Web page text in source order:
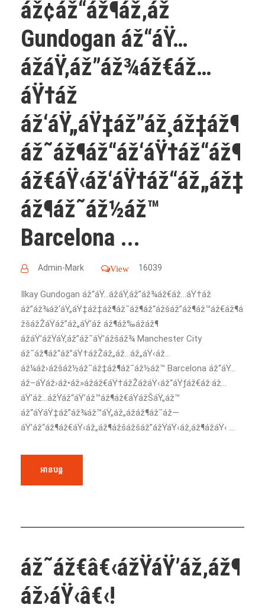
áž¢áž“áž¶áž‚áž
Gundogan áž“áŸ…
ážáŸ‚áž”áž¾áž€áž…
áŸ†áž
áž‘áŸ„áŸ‡áž”áž¸áž‡áž¶
áž˜áž¶áž“áž‘áŸ†áž“áž¶
áž€áŸ‹áž‘áŸ†áž“áž„áž‡
áž¶áž˜áž½áž™
Barcelona ...
Admin-Mark View 16039
Ilkay Gundogan áž“áŸ…ážáŸ‚áž”áž¾áž€áž…áŸ†áž
áž”áž¾áž‘áŸ„áŸ‡áž‡áž¶áž˜áž¶áž“ážšáž”áž¶áž™áž€áž¶á
žšážŽáŸáž”áž„áŸ’áž áž¶áž‰ážáž¶
ážáŸ’ážŸáŸ‚áž”áž˜áŸ’ážšáž¾ Manchester City
áž˜áž¶áž“áž”áŸ†ážŽáž„áž…áž„áŸ‹áž…
áž¼áž›ážšáž½áž˜áž‡áž¶áž˜áž½áž™ Barcelona áž“áŸ…
áž–áŸáž›áž•áž»ážáž€áŸ†ážŽážáŸ‹áž“áŸƒáž€áž·áž…
áŸ’áž…ážŸáž“áŸ’áž™áž¶áž€áŸážŠáŸ„áž™
áž“áŸáŸ‡áž”áž¾áž™áŸ„áž„ážáž¶áž˜áž—
áŸ’áž“áž¶áž€áŸ‹áž„áž¶ážšážšáž”ážŸáŸ‹áž‚áž¶ážáŸ‹ ...
អានបន្ត
áž˜áž€â€‹ážŸáŸ’áž‚áž¶
áž›áŸ‹â€‹!